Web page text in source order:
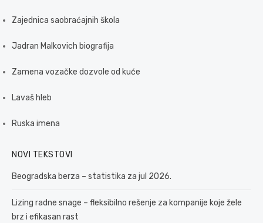
Zajednica saobraćajnih škola
Jadran Malkovich biografija
Zamena vozačke dozvole od kuće
Lavaš hleb
Ruska imena
NOVI TEKSTOVI
Beogradska berza – statistika za jul 2026.
Lizing radne snage – fleksibilno rešenje za kompanije koje žele
brz i efikasan rast